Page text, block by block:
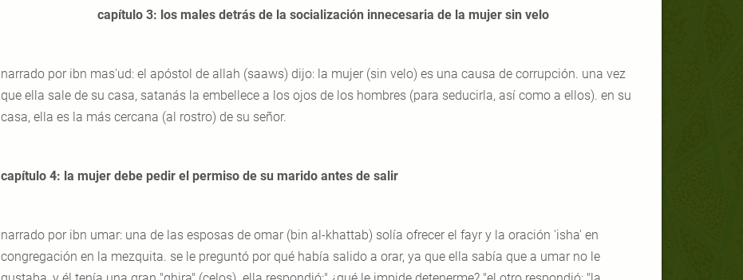
capítulo 3: los males detrás de la socialización innecesaria de la mujer sin velo
narrado por ibn mas'ud: el apóstol de allah (saaws) dijo: la mujer (sin velo) es una causa de corrupción. una vez
que ella sale de su casa, satanás la embellece a los ojos de los hombres (para seducirla, así como a ellos). en su
casa, ella es la más cercana (al rostro) de su señor.
capítulo 4: la mujer debe pedir el permiso de su marido antes de salir
narrado por ibn umar: una de las esposas de omar (bin al-khattab) solía ofrecer el fayr y la oración 'isha' en
congregación en la mezquita. se le preguntó por qué había salido a orar, ya que ella sabía que a umar no le